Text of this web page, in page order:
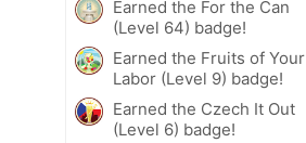
Earned the For the Can
(Level 64) badge!
Earned the Fruits of Your
Labor (Level 9) badge!
Earned the Czech It Out
(Level 6) badge!